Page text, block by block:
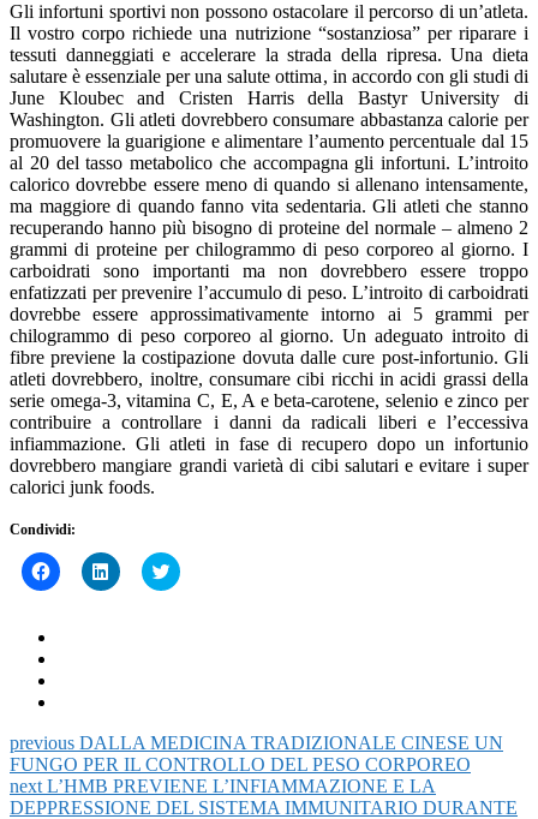
Gli infortuni sportivi non possono ostacolare il percorso di un’atleta.
Il vostro corpo richiede una nutrizione “sostanziosa” per riparare i
tessuti danneggiati e accelerare la strada della ripresa. Una dieta
salutare è essenziale per una salute ottima, in accordo con gli studi di
June Kloubec and Cristen Harris della Bastyr University di
Washington. Gli atleti dovrebbero consumare abbastanza calorie per
promuovere la guarigione e alimentare l’aumento percentuale dal 15
al 20 del tasso metabolico che accompagna gli infortuni. L’introito
calorico dovrebbe essere meno di quando si allenano intensamente,
ma maggiore di quando fanno vita sedentaria. Gli atleti che stanno
recuperando hanno più bisogno di proteine del normale – almeno 2
grammi di proteine per chilogrammo di peso corporeo al giorno. I
carboidrati sono importanti ma non dovrebbero essere troppo
enfatizzati per prevenire l’accumulo di peso. L’introito di carboidrati
dovrebbe essere approssimativamente intorno ai 5 grammi per
chilogrammo di peso corporeo al giorno. Un adeguato introito di
fibre previene la costipazione dovuta dalle cure post-infortunio. Gli
atleti dovrebbero, inoltre, consumare cibi ricchi in acidi grassi della
serie omega-3, vitamina C, E, A e beta-carotene, selenio e zinco per
contribuire a controllare i danni da radicali liberi e l’eccessiva
infiammazione. Gli atleti in fase di recupero dopo un infortunio
dovrebbero mangiare grandi varietà di cibi salutari e evitare i super
calorici junk foods.
Condividi:
Fai
clic
finestra)
Fai
clic
nuova
finestra)
Click
to
previous DALLA MEDICINA TRADIZIONALE CINESE UN
FUNGO PER IL CONTROLLO DEL PESO CORPOREO
next L’HMB PREVIENE L’INFIAMMAZIONE E LA
DEPPRESSIONE DEL SISTEMA IMMUNITARIO DURANTE